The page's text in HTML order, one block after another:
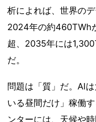
析によれば、世界の
2024年の約460TWh
超、2035年には
だ。
問題は「質」だ。AI
いる昼間だけ」稼働
ンターには、天候や